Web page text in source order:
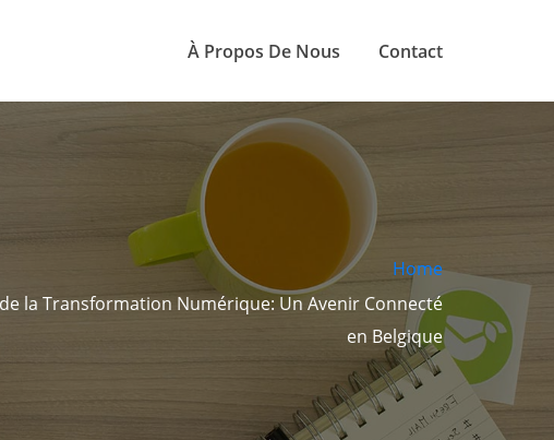
À Propos De Nous Contact
Home
la Transformation Numérique: Un Avenir Connecté
en Belgique